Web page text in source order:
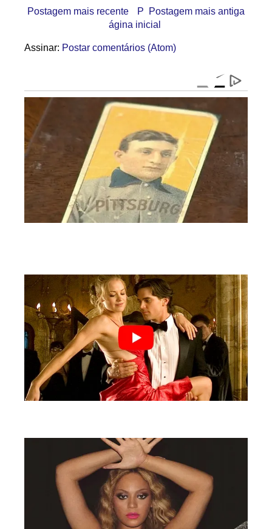
Postagem mais recente Postagem mais antiga
P
ágina inicial
Assinar: Postar comentários (Atom)